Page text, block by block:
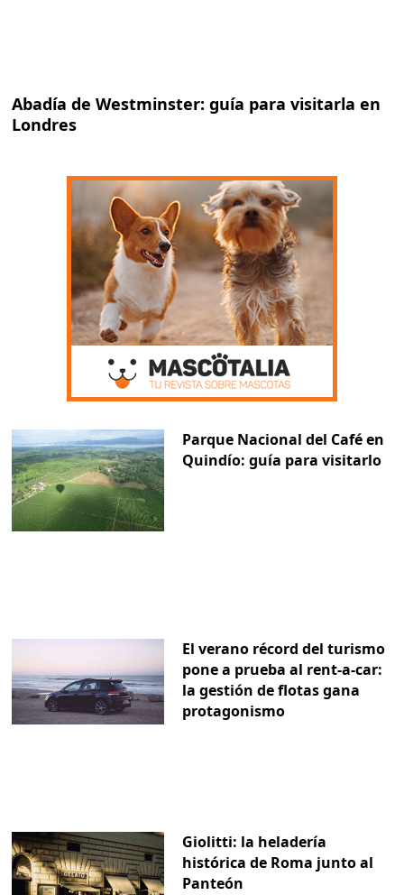
Abadía de Westminster: guía para visitarla en
Londres
Parque Nacional del Café en
Quindío: guía para visitarlo
El verano récord del turismo
pone a prueba al rent-a-car:
la gestión de flotas gana
protagonismo
Giolitti: la heladería
histórica de Roma junto al
Panteón